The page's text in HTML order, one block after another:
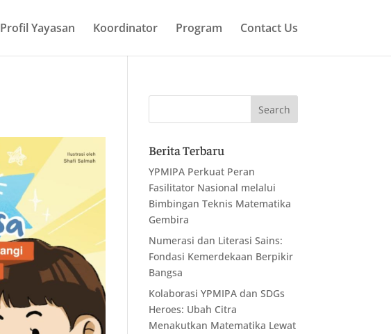
Profil Yayasan Koordinator Program Contact Us
Berita Terbaru
YPMIPA Perkuat Peran
Fasilitator Nasional melalui
Bimbingan Teknis Matematika
Gembira
Numerasi dan Literasi Sains:
Fondasi Kemerdekaan Berpikir
Bangsa
Kolaborasi YPMIPA dan SDGs
Heroes: Ubah Citra
Menakutkan Matematika Lewat